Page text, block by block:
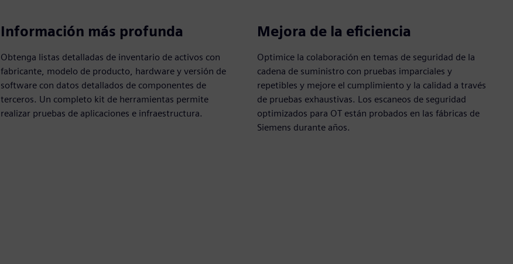
Información más profunda
Obtenga listas detalladas de inventario de activos con
fabricante, modelo de producto, hardware y versión de
software con datos detallados de componentes de
terceros. Un completo kit de herramientas permite
realizar pruebas de aplicaciones e infraestructura.
Mejora de la eficiencia
Optimice la colaboración en temas de seguridad de la
cadena de suministro con pruebas imparciales y
repetibles y mejore el cumplimiento y la calidad a través
de pruebas exhaustivas. Los escaneos de seguridad
optimizados para OT están probados en las fábricas de
Siemens durante años.